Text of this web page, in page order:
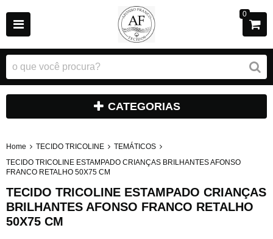
0
CATEGORIAS
Home TECIDO TRICOLINE
TEMÁTICOS
TECIDO TRICOLINE ESTAMPADO CRIANÇAS BRILHANTES AFONSO
FRANCO RETALHO 50X75 CM
TECIDO TRICOLINE ESTAMPADO CRIANÇAS
BRILHANTES AFONSO FRANCO RETALHO
50X75 CM